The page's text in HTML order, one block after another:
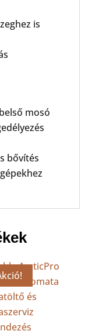
is
mosó
bővítés